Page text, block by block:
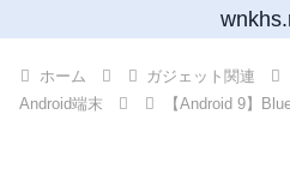
ホーム ガジェット関連
Android端末
【Android 9】